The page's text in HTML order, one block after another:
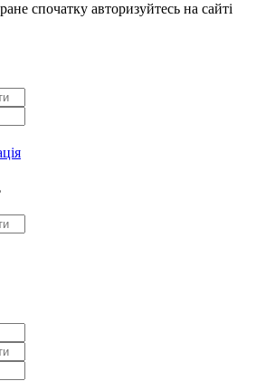
спочатку авторизуйтесь на сайті